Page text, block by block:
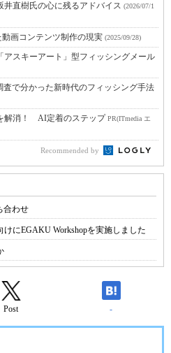
直樹氏の心に残るアドバイス (2026/07/1
画コンテンツ制作の現実 (2025/09/28)
スキーアート」型フィッシングメール
で分かった新時代のフィッシング手法
解消！ AI定着のステップPR(ITmedia エ
Recommended by
合わせ
にEGAKU Workshopを実施しました
Post -